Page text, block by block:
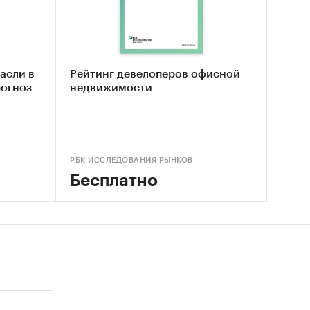
о
в
Рейтинг девелоперов офисной
недвижимости
РБК ИССЛЕДОВАНИЯ РЫНКОВ
Бесплатно